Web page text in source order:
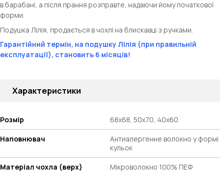
в барабані, а після прання розправте, надаючи йому початкової
форми.
Подушка Лілія, продається в чохлі на блискавці з ручками.
Гарантійний термін, на подушку Лілія (при правильній
експлуатації), становить 6 місяців!
Характеристики
Розмір 68х68, 50х70, 40х60
Наповнювач
Антиалергенне волокно у формі
кульок
Матеріал чохла (верх) Мікроволокно 100% ПЕФ